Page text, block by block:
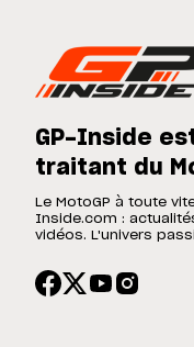
GP-Inside
traitant du
Le MotoGP à toute
Inside.com :
vidéos. L'univers